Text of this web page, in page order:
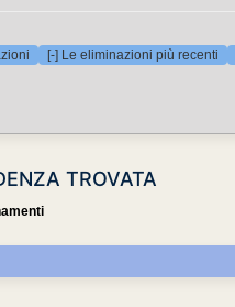
[-] Le eliminazioni più recenti
TROVATA